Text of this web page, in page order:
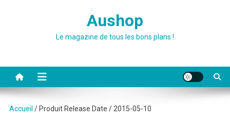
Aushop
Le magazine de tous les bons plans !
Accueil / Produit Release Date / 2015-05-10